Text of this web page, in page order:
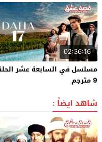
02:36:16
مسلسل في السابعة عشر
9 مترجم
شاهد ايضاً :